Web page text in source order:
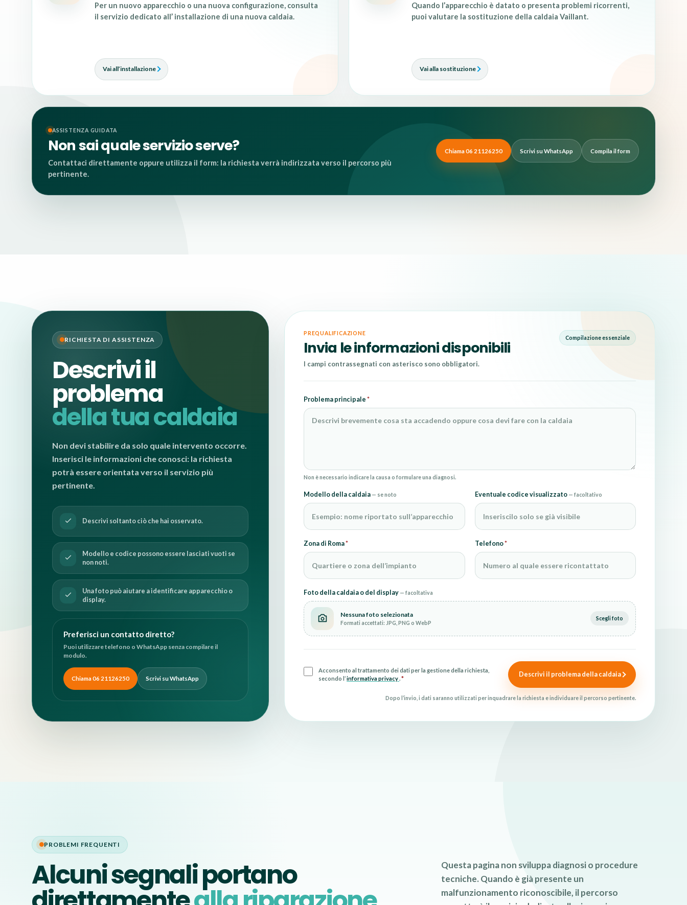
Per un nuovo apparecchio o una nuova configurazione, consulta
il servizio dedicato all’ installazione di una nuova caldaia.
Vai all’installazione
Quando l’apparecchio è datato o presenta problemi ricorrenti,
puoi valutare la sostituzione della caldaia Vaillant.
Vai alla sostituzione
ASSISTENZA GUIDATA
Non sai quale servizio serve?
Contattaci direttamente oppure utilizza il form: la richiesta verrà indirizzata verso il percorso più
pertinente.
Chiama 06 21126250 Scrivi su WhatsApp Compila il form
RICHIESTA DI ASSISTENZA
Descrivi il
problema
della tua caldaia
Non devi stabilire da solo quale intervento occorre.
Inserisci le informazioni che conosci: la richiesta
potrà essere orientata verso il servizio più
pertinente.
Descrivi soltanto ciò che hai osservato.
Modello e codice possono essere lasciati vuoti se
non noti.
Una foto può aiutare a identificare apparecchio o
display.
Preferisci un contatto diretto?
Puoi utilizzare telefono o WhatsApp senza compilare il
modulo.
Chiama 06 21126250 Scrivi su WhatsApp
PREQUALIFICAZIONE
Invia le informazioni disponibili
I campi contrassegnati con asterisco sono obbligatori.
Compilazione essenziale
Problema principale*
Non è necessario indicare la causa o formulare una diagnosi.
Modello della caldaia — se noto Eventuale codice visualizzato — facoltativo
Zona di Roma* Telefono*
Foto della caldaia o del display — facoltativa
Nessuna foto selezionata
Formati accettati: JPG, PNG o WebP
Scegli foto
Acconsento al trattamento dei dati per la gestione della richiesta,
secondo l’informativa privacy.* Descrivi il problema della caldaia
Dopo l’invio, i dati saranno utilizzati per inquadrare la richiesta e individuare il percorso pertinente.
PROBLEMI FREQUENTI
Alcuni segnali portano
Questa pagina non sviluppa diagnosi o procedure
tecniche. Quando è già presente un
malfunzionamento riconoscibile, il percorso